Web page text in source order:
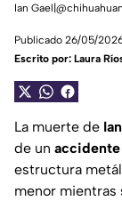
Ian
Publicado 26/05/
Escrito por: Laura
La muerte de
de un
estructura
menor